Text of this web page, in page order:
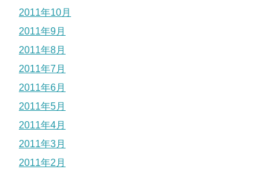
2011年10月
2011年9月
2011年8月
2011年7月
2011年6月
2011年5月
2011年4月
2011年3月
2011年2月